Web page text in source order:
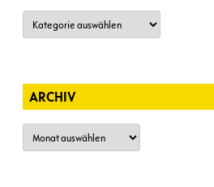
Kategorien
ARCHIV
Archiv